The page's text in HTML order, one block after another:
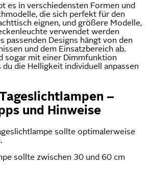
es in verschiedensten Formen und
die sich perfekt für den
eignen, und größere Modelle,
verwendet werden
passenden Designs hängt von den
und dem Einsatzbereich ab.
sogar mit einer Dimmfunktion
die Helligkeit individuell anpassen
–
und Hinweise
sollte optimalerweise
sollte zwischen 30 und 60 cm